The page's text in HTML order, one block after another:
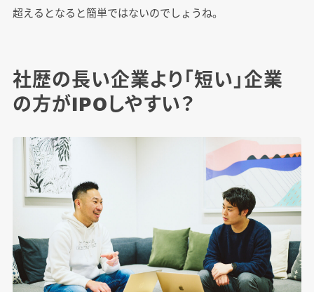
超えるとなると簡単ではないのでしょうね。
社歴の長い企業より「短い」企業
の方がIPOしやすい？